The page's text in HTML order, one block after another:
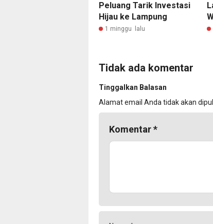
Peluang Tarik Investasi
Hijau ke Lampung
1 minggu lalu
Tidak ada komentar
Tinggalkan Balasan
Alamat email Anda tidak akan
Komentar*